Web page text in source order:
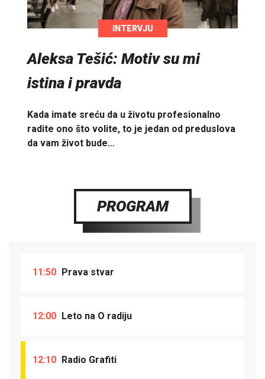
INTERVJU
Aleksa Tešić: Motiv su mi
istina i pravda
Kada imate sreću da u životu profesionalno
radite ono što volite, to je jedan od preduslova
da vam život bude…
PROGRAM
11:50 Prava stvar
12:00 Leto na O radiju
12:10 Radio Grafiti